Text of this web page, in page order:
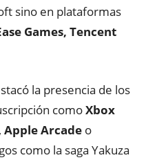
sino en plataformas
Games, Tencent
la presencia de los
comoXbox
, Apple Arcade o
como la saga Yakuza